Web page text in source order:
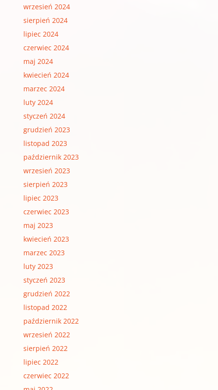
wrzesień 2024
sierpień 2024
lipiec 2024
czerwiec 2024
maj 2024
kwiecień 2024
marzec 2024
luty 2024
styczeń 2024
grudzień 2023
listopad 2023
październik 2023
wrzesień 2023
sierpień 2023
lipiec 2023
czerwiec 2023
maj 2023
kwiecień 2023
marzec 2023
luty 2023
styczeń 2023
grudzień 2022
listopad 2022
październik 2022
wrzesień 2022
sierpień 2022
lipiec 2022
czerwiec 2022